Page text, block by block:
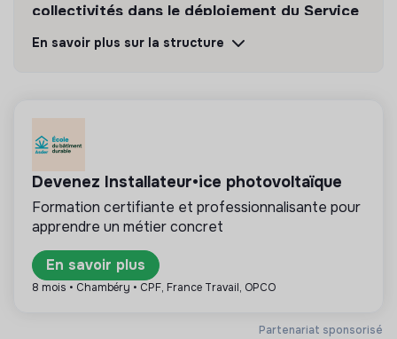
collectivités dans le déploiement du Service
Civique.
💡 Structure de l’ESS
Cette structure repose sur un principe de
solidarité et d’utilité sociale : son mode de
gestion est démocratique et participatif, et sa
lucrativité est limitée. Il s’agit d’une association,
coopérative, fondation, mutuelle ou entreprise
ESUS.
En savoir plus sur la structure
Partenariat sponsorisé
Devenez Installateur•ice photovoltaïque
Formation certifiante et professionnalisante pour
apprendre un métier concret
En savoir plus
8 mois • Chambéry • CPF, France Travail, OPCO